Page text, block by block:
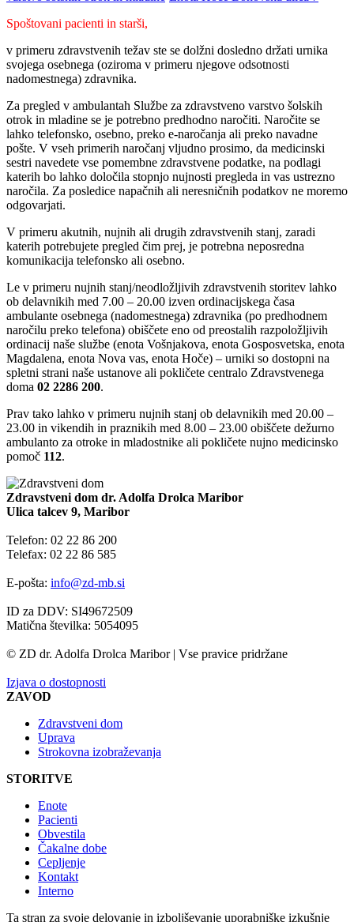
Spoštovani pacienti in starši,
v primeru zdravstvenih težav ste se dolžni dosledno držati urnika
svojega osebnega (oziroma v primeru njegove odsotnosti
nadomestnega) zdravnika.
Za pregled v ambulantah Službe za zdravstveno varstvo šolskih
otrok in mladine se je potrebno predhodno naročiti. Naročite se
lahko telefonsko, osebno, preko e-naročanja ali preko navadne
pošte. V vseh primerih naročanj vljudno prosimo, da medicinski
sestri navedete vse pomembne zdravstvene podatke, na podlagi
katerih bo lahko določila stopnjo nujnosti pregleda in vas ustrezno
naročila. Za posledice napačnih ali neresničnih podatkov ne moremo
odgovarjati.
V primeru akutnih, nujnih ali drugih zdravstvenih stanj, zaradi
katerih potrebujete pregled čim prej, je potrebna neposredna
komunikacija telefonsko ali osebno.
Le v primeru nujnih stanj/neodložljivih zdravstvenih storitev lahko
ob delavnikih med 7.00 – 20.00 izven ordinacijskega časa
ambulante osebnega (nadomestnega) zdravnika (po predhodnem
naročilu preko telefona) obiščete eno od preostalih razpoložljivih
ordinacij naše službe (enota Vošnjakova, enota Gosposvetska, enota
Magdalena, enota Nova vas, enota Hoče) – urniki so dostopni na
spletni strani naše ustanove ali pokličete centralo Zdravstvenega
doma 02 2286 200.
Prav tako lahko v primeru nujnih stanj ob delavnikih med 20.00 –
23.00 in vikendih in praznikih med 8.00 – 23.00 obiščete dežurno
ambulanto za otroke in mladostnike ali pokličete nujno medicinsko
pomoč 112.
Zdravstveni dom dr. Adolfa Drolca Maribor
Ulica talcev 9, Maribor
Telefon: 02 22 86 200
Telefax: 02 22 86 585
E-pošta: info@zd-mb.si
ID za DDV: SI49672509
Matična številka: 5054095
© ZD dr. Adolfa Drolca Maribor | Vse pravice pridržane
Izjava o dostopnosti
ZAVOD
Zdravstveni dom
Uprava
Strokovna izobraževanja
STORITVE
Enote
Pacienti
Obvestila
Čakalne dobe
Cepljenje
Kontakt
Interno
Ta stran za svoje delovanje in izboljševanje uporabniške izkušnje